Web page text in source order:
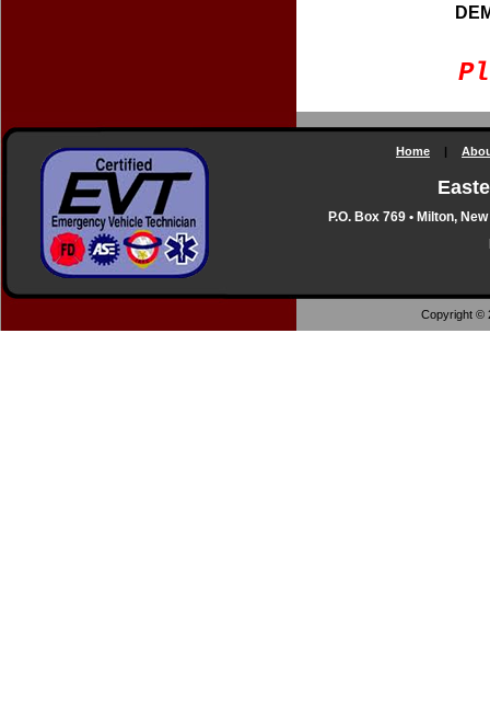
Home |
P.O. Box 769 • Milton,
Copyright ©